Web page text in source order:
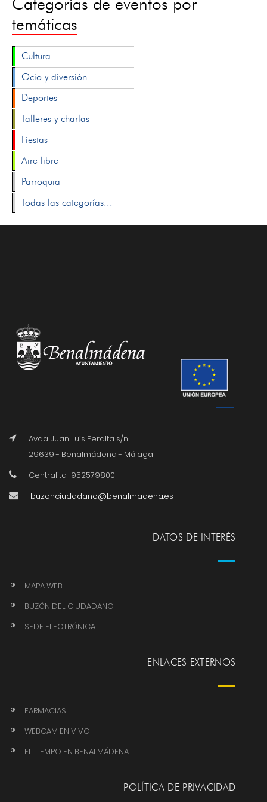
temáticas
Cultura
Ocio y diversión
Deportes
Talleres y charlas
Fiestas
Aire libre
Parroquia
Todas las categorías...
Avda. Juan Luis Peralta s/n
29639 - Benalmádena - Málaga
Centralita : 952579800
buzonciudadano@benalmadena.es
DATOS DE INTERÉS
MAPA WEB
BUZÓN DEL CIUDADANO
SEDE ELECTRÓNICA
ENLACES EXTERNOS
FARMACIAS
WEBCAM EN VIVO
EL TIEMPO EN BENALMÁDENA
POLÍTICA DE PRIVACIDAD